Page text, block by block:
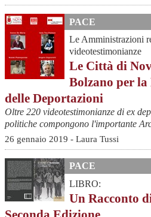
PACE
Le Amministrazioni
videotestimonianze
Le Città di
Bolzano per
delle Deportazioni
Oltre 220 videotestimonianze di ex
politiche compongono l'importante
26 gennaio 2019 - Laura Tussi
PACE
LIBRO:
Un Racconto
Seconda Edizione